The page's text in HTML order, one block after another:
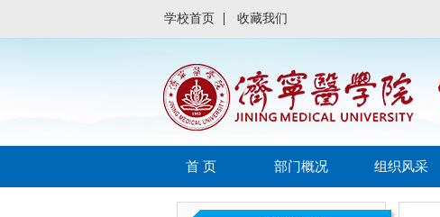
学校首页 收藏我们
首 页 部门概况 组织风采